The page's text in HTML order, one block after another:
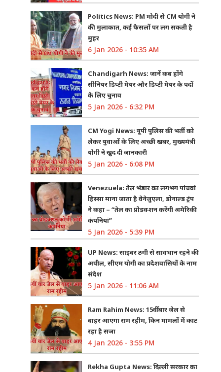
Politics News: PM मोदी से CM योगी ने
की मुलाकात, कई फैसलों पर लग सकती है
मुहर
6 Jan 2026 - 10:35 AM
Chandigarh News: जानें कब होंगे
सीनियर डिप्टी मेयर और डिप्टी मेयर के पदों
के लिए चुनाव
5 Jan 2026 - 6:32 PM
CM Yogi News: यूपी पुलिस की भर्ती को
लेकर युवाओं के लिए अच्छी खबर, मुख्यमंत्री
योगी ने खुद दी जानकारी
5 Jan 2026 - 6:08 PM
Venezuela: तेल भंडार का लगभग पांचवां
हिस्सा माना जाता है वेनेजुएला, डोनाल्ड ट्रंप
ने कहा – “तेल का प्रोडक्शन करेंगी अमेरिकी
कंपनियां”
5 Jan 2026 - 5:39 PM
UP News: साइबर ठगी से सावधान रहने की
अपील, सीएम योगी का प्रदेशवासियों के नाम
संदेश
5 Jan 2026 - 11:06 AM
Ram Rahim News: 15वीं बार जेल से
बाहर आएगा राम रहीम, किन मामलों में काट
रहा है सजा
4 Jan 2026 - 3:55 PM
Rekha Gupta News: दिल्ली सरकार का